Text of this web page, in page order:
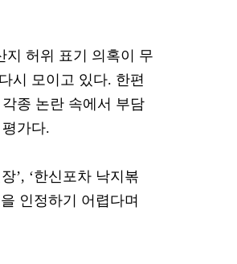
지 허위 표기 의혹이 무
시 모이고 있다. 한편
종 논란 속에서 부담
가다.
’, ‘한신포차 낙지볶
인정하기 어렵다며